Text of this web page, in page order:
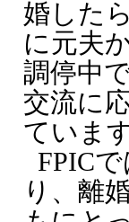
婚した
に元夫
調停中
交流に
ています
FPIC
り、離